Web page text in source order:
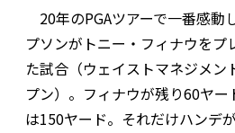
20年のPGAツアーで一番感動
プソンがトニー・フィナウをプ
た試合（ウェイストマネジメン
プン）。フィナウが残り60ヤ
は150ヤード。それだけハンデ